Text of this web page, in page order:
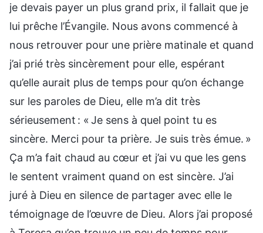
je devais payer un plus grand prix, il fallait que je
lui prêche l’Évangile. Nous avons commencé à
nous retrouver pour une prière matinale et quand
j’ai prié très sincèrement pour elle, espérant
qu’elle aurait plus de temps pour qu’on échange
sur les paroles de Dieu, elle m’a dit très
sérieusement : « Je sens à quel point tu es
sincère. Merci pour ta prière. Je suis très émue. »
Ҫa m’a fait chaud au cœur et j’ai vu que les gens
le sentent vraiment quand on est sincère. J’ai
juré à Dieu en silence de partager avec elle le
témoignage de l’œuvre de Dieu. Alors j’ai proposé